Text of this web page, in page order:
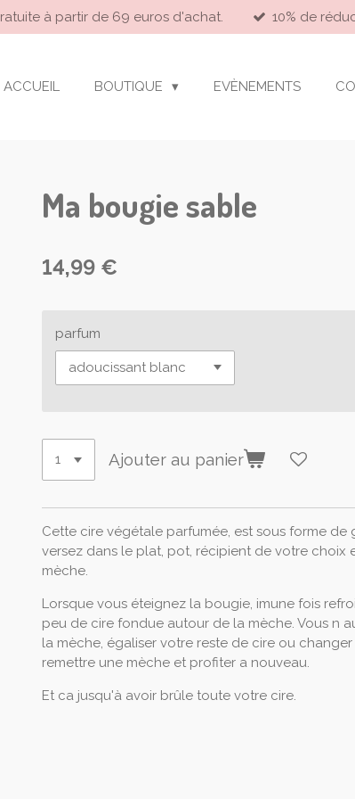
à partir de 69 euros d'achat. 10% de
ACCUEIL BOUTIQUE EVÈNEMENTS
Ma bougie sable
14,99 €
parfum
Ajouter au panier
Cette cire végétale parfumée, est sous forme de
versez dans le plat, pot, récipient de votre choix
mèche.
Lorsque vous éteignez la bougie, imune fois
peu de cire fondue autour de la mèche. Vous n
la mèche, égaliser votre reste de cire ou
remettre une mèche et profiter a nouveau.
Et ca jusqu'à avoir brûle toute votre cire.